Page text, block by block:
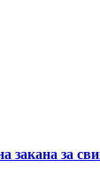
закана за